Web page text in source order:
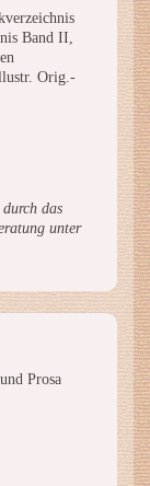
Band II,
Orig.-
das
unter
Prosa